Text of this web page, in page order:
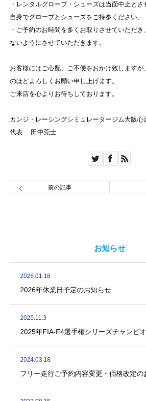
・レンタルグローブ・シューズは当面中止と
自身でグローブとシューズをご持参ください。
・ご予約のお時間を多くお取りさせていただ
ないようにさせていただきます。
お客様にはご心配、ご不便をおかけ致しますが
のほどよろしくお願い申し上げます。
ご来店を心よりお待ちしております。
カンジ・レーシングシミュレータージム大阪心
代表 田中莞士
前の記事
お知らせ
2026.01.18
2026年休業日予定のお知らせ
2025.11.3
2025年FIA-F4選手権シリーズチャンピオ
2024.03.18
フリー走行ご予約内容変更・価格改定の